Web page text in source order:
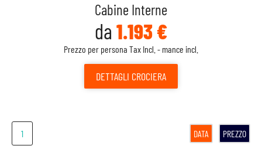
Cabine Interne
da 1.193 €
Prezzo per persona Tax Incl. - mance incl.
DETTAGLI CROCIERA
1 DATA PREZZO